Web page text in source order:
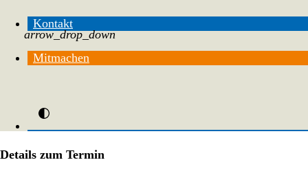
Kontakt
Mitmachen
arrow_drop_down
Details zum Termin